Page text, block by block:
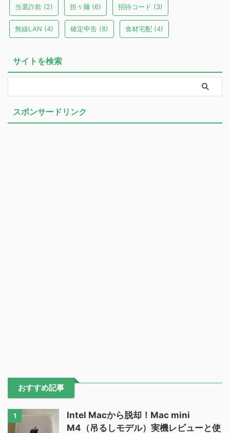
当選詐欺 (2) 担々麺 (6) 招待コード (3)
無線LAN (4) 確定申告 (8) 食材宅配 (4)
サイトを検索
スポンサードリンク
おすすめ記事
1
Intel Macから脱却！Mac mini
M4（吊るしモデル）実機レビューと使